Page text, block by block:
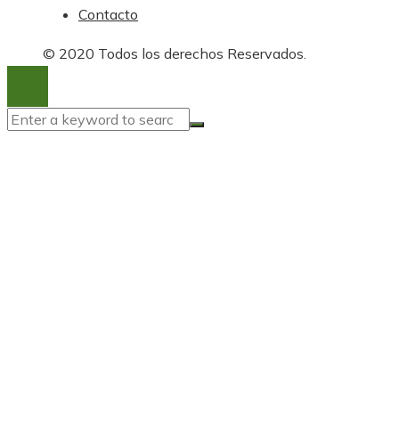
Contacto
© 2020 Todos los derechos Reservados.